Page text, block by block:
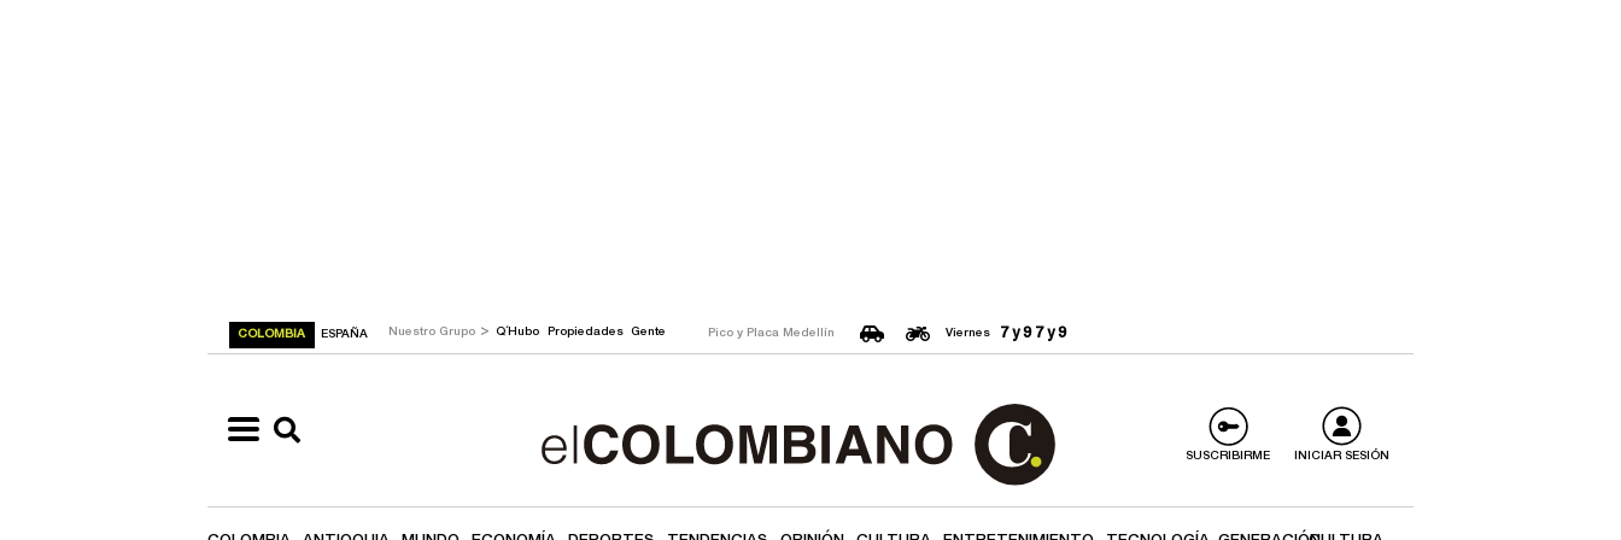
COLOMBIA ESPAÑA Nuestro Grupo > Q´Hubo Propiedades Gente Pico y Placa Medellín Viernes 7 y 9 7 y 9
SUSCRIBIRME INICIAR SESIÓN